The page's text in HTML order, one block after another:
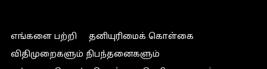
எங்களை பற்றி
தனியுரிமைக் கொள்கை
விதிமுறைகளும் நிபந்தனைகளும்